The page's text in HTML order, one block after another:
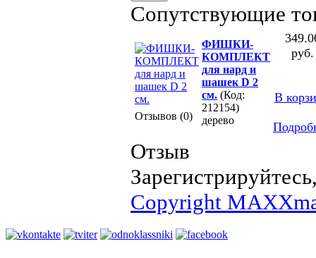
Сопутствующие
Отзывов (0)
ФИШКИ-
КОМПЛЕКТ
для нард и
шашек D 2
см. (Код:
212154)
дерево
руб.
В
Отзыв
Copyright